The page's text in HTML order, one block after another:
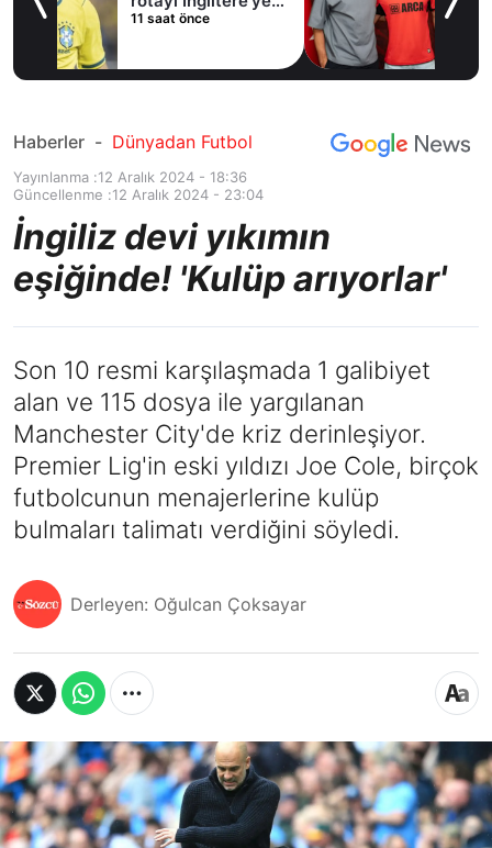
Haberler - Dünyadan Futbol
Yayınlanma :12 Aralık 2024 - 18:36
Güncellenme :12 Aralık 2024 - 23:04
İngiliz devi yıkımın
eşiğinde! 'Kulüp arıyorlar'
Son 10 resmi karşılaşmada 1 galibiyet
alan ve 115 dosya ile yargılanan
Manchester City'de kriz derinleşiyor.
Premier Lig'in eski yıldızı Joe Cole, birçok
futbolcunun menajerlerine kulüp
bulmaları talimatı verdiğini söyledi.
Derleyen: Oğulcan Çoksayar